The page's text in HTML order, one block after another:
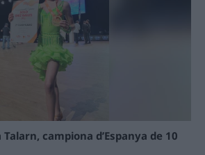
campiona d’Espanya de 10